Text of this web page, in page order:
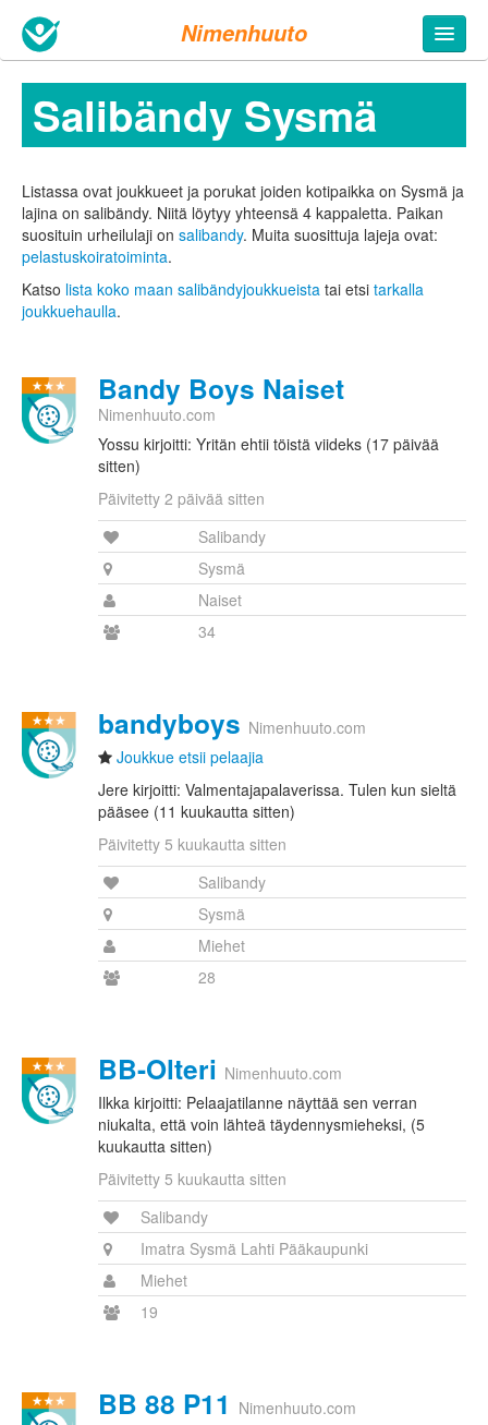
Nimenhuuto
Salibändy Sysmä
Listassa ovat joukkueet ja porukat joiden kotipaikka on Sysmä ja
lajina on salibändy. Niitä löytyy yhteensä 4 kappaletta. Paikan
suosituin urheilulaji on salibandy. Muita suosittuja lajeja ovat:
pelastuskoiratoiminta.
Katso lista koko maan salibändyjoukkueista tai etsi tarkalla
joukkuehaulla.
Bandy Boys Naiset
Nimenhuuto.com
Yossu kirjoitti: Yritän ehtii töistä viideks (17 päivää
sitten)
Päivitetty 2 päivää sitten
Salibandy
Sysmä
Naiset
34
bandyboys Nimenhuuto.com
Joukkue etsii pelaajia
Jere kirjoitti: Valmentajapalaverissa. Tulen kun sieltä
pääsee (11 kuukautta sitten)
Päivitetty 5 kuukautta sitten
Salibandy
Sysmä
Miehet
28
BB-Olteri Nimenhuuto.com
Ilkka kirjoitti: Pelaajatilanne näyttää sen verran
niukalta, että voin lähteä täydennysmieheksi, (5
kuukautta sitten)
Päivitetty 5 kuukautta sitten
Salibandy
Imatra Sysmä Lahti Pääkaupunki
Miehet
19
BB 88 P11 Nimenhuuto.com